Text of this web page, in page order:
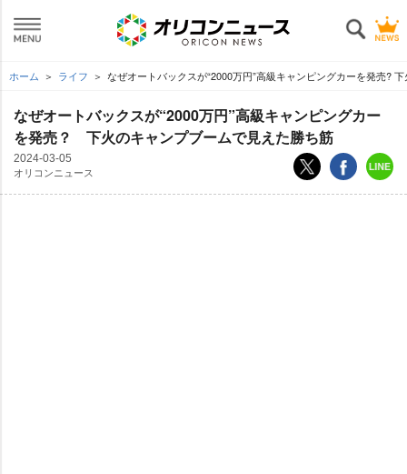
ホーム ライフ なぜオートバックスが“2000万円”高級キャンピングカーを発売?
なぜオートバックスが“2000万円”高級キャンピングカー
を発売？ 下火のキャンプブームで見えた勝ち筋
2024-03-05
オリコンニュース